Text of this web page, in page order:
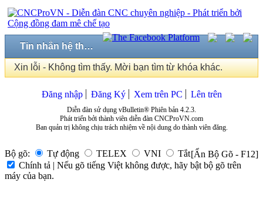
Tin nhắn hệ thống
Xin lỗi - Không tìm thấy. Mời bạn tìm từ khóa khác.
Đăng nhập Đăng Ký Xem trên PC Lên trên
Diễn đàn sử dụng vBulletin® Phiên bản 4.2.3.
Phát triển bởi thành viên diễn đàn CNCProVN.com
Ban quản trị không chịu trách nhiệm về nội dung do thành viên đăng.
Bộ gõ: Tự động TELEX VNI Tắt[Ẩn Bộ Gõ - F12]
Chính tả | Nếu gõ tiếng Việt không được, hãy bật bộ gõ trên
máy của bạn.